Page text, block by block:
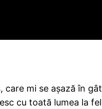
mi se așază în
cu toată lumea la